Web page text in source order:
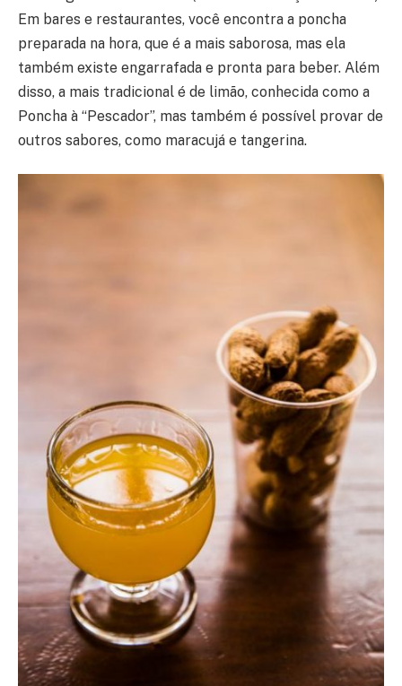
Em bares e restaurantes, você encontra a poncha
preparada na hora, que é a mais saborosa, mas ela
também existe engarrafada e pronta para beber. Além
disso, a mais tradicional é de limão, conhecida como a
Poncha à “Pescador”, mas também é possível provar de
outros sabores, como maracujá e tangerina.